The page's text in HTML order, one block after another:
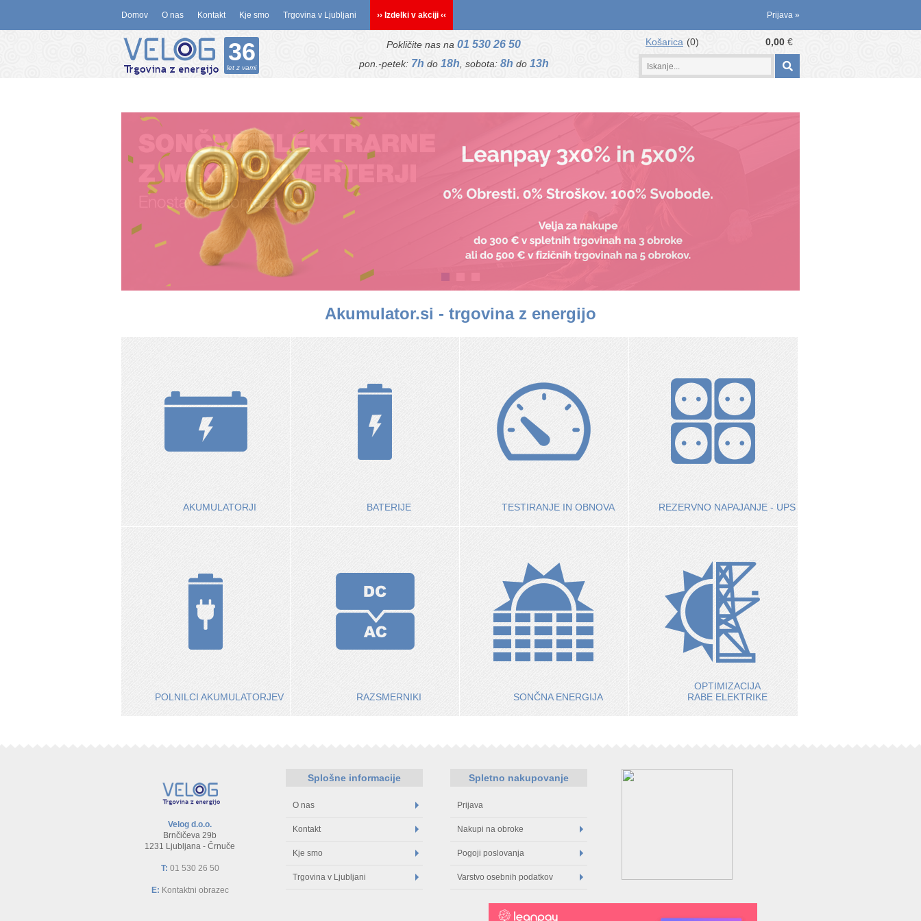
Domov O nas Kontakt Kje smo Trgovina v Ljubljani ›› Izdelki v akciji ‹‹ Prijava »
Košarica 0 0,00 €
36
let z vami
Pokličite nas na 01 530 26 50
pon.-petek: 7h do 18h , sobota: 8h do 13h
Akumulator.si - trgovina z energijo
AKUMULATORJI BATERIJE TESTIRANJE IN OBNOVA REZERVNO NAPAJANJE - UPS
POLNILCI AKUMULATORJEV RAZSMERNIKI SONČNA ENERGIJA
OPTIMIZACIJA
RABE ELEKTRIKE
Velog d.o.o.
Brnčičeva 29b
1231 Ljubljana - Črnuče
T: 01 530 26 50
E: Kontaktni obrazec
Splošne informacije
O nas
Kontakt
Kje smo
Trgovina v Ljubljani
Spletno nakupovanje
Prijava
Nakupi na obroke
Pogoji poslovanja
Varstvo osebnih podatkov